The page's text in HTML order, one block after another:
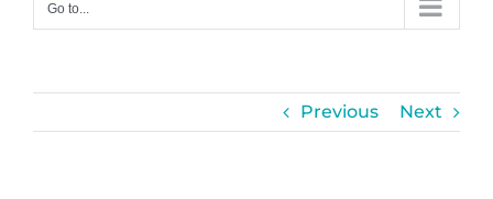
Go to...
Previous Next